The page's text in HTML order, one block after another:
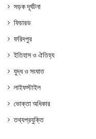
সড়ক দূর্ঘটনা
ফিচারড
ফরিদপুর
ইতিহাস ও ঐতিহ্য
যুদ্ধ ও সংঘাত
লাইফস্টাইল
ভোক্তা অধিকার
তথ্যপ্রযুক্তি